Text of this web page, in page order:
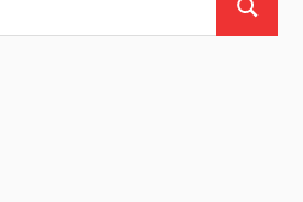
検